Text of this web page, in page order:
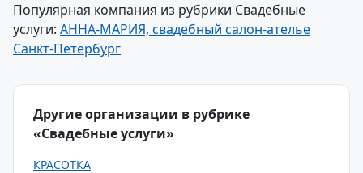
Популярная компания из рубрики Свадебные
услуги: АННА-МАРИЯ, свадебный салон-ателье
Санкт-Петербург
Другие организации в рубрике
«Свадебные услуги»
КРАСОТКА